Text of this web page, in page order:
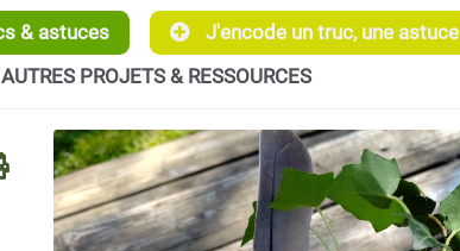
& astuces
J'encode un truc, une astuce
PROJETS & RESSOURCES